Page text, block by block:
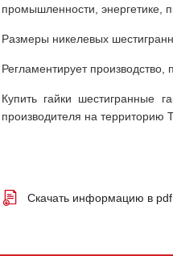
промышленности, энергетике,
Размеры никелевых
Регламентирует производство,
Купить гайки
производителя на территорию
Скачать информацию в pdf